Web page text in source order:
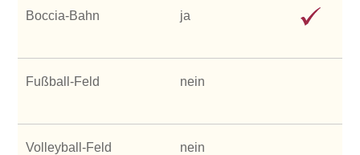
Boccia-Bahn ja
Fußball-Feld nein
Volleyball-Feld nein